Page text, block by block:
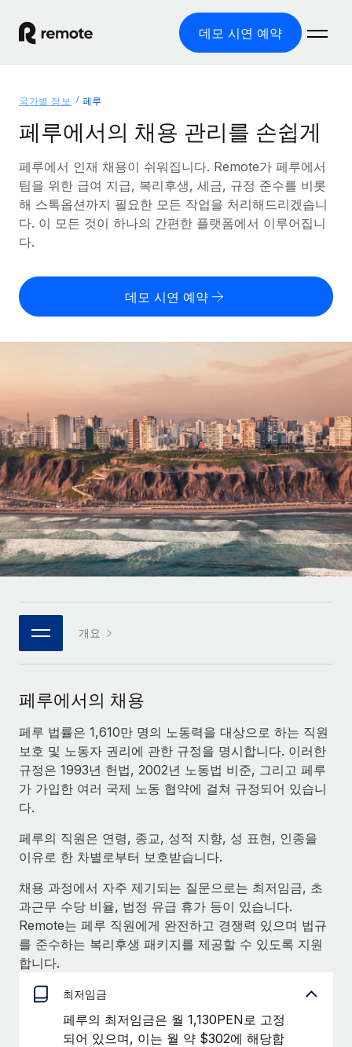
데모 시연 예약
글로벌 고용
글로벌 급여
규정을 준수하며 급여 지급을 손쉽게 처리
전 세계에서 규정을 준수하며 계약자 고용
계약자 관리
인프라
Remote 통합
HR을 워크플로에 매끄럽게 통합
플랫폼
팀을 위한 통합된 핵심 HR 기능
서비스
전문가 상담
글로벌 인사 및 규정 준수 업무 처리에 전문가 지원 제공
신원 조사
채용 후보자 심사 프로세스 간소화
Compliance Watchtower
규정 준수 관련 위험에 선제적으로 대응
기기 관리
전 세계 IT 장비 제공 및 추적 관리
법인 설립
법인 설립을 빠르고 준법적으로 지원
글로벌 인재 이동 및 전근
직원 해외 이전을 간편하게 처리
글로벌 서비스 제공
국가별 정보
미국 주별 정보
미국 모든 주 전역에서 채용 업무를 간소화
다른 업체들과 비교해보기
스타트업
성장하는 기업을 위한 민첩한 글로벌 HR 및 급여 솔루션
중견기업
맞춤형 HR 솔루션으로 팀 확장
엔터프라이즈
대기업을 위한 글로벌 HR
전략적 기술 파트너
플랫폼에 글로벌 HR을 유연하게 통합
통합 및 AI 자동화 컨설팅
사례 연구
리소스
국가별 직원 오분류 리스크 확인
글로벌 계약직을 위한 통화 옵션과 지급 소요 시간 확인
REMOTE와 함께 배우기
리서치 및 가이드
사례 연구
HR 용어집
체크리스트 및 템플릿
웨비나
이벤트
인사이트 센터
지원받기
모든 리소스 보기
블로그
글로벌 급여
EOR 및 PEO
계약자 관리
세금
블로그 둘러보기
요금
English
Français
Deutsch
Español
Italiano
Português (Portugal)
한국어
로그인
국가별 정보 페루
페루에서의 채용 관리를 손쉽게
페루에서 인재 채용이 쉬워집니다. Remote가 페루에서
팀을 위한 급여 지급, 복리후생, 세금, 규정 준수를 비롯
해 스톡옵션까지 필요한 모든 작업을 처리해드리겠습니
다. 이 모든 것이 하나의 간편한 플랫폼에서 이루어집니
다.
데모 시연 예약
개요
페루에서의 채용
페루 법률은 1,610만 명의 노동력을 대상으로 하는 직원
보호 및 노동자 권리에 관한 규정을 명시합니다. 이러한
규정은 1993년 헌법, 2002년 노동법 비준, 그리고 페루
가 가입한 여러 국제 노동 협약에 걸쳐 규정되어 있습니
다.
페루의 직원은 연령, 종교, 성적 지향, 성 표현, 인종을
이유로 한 차별로부터 보호받습니다.
채용 과정에서 자주 제기되는 질문으로는 최저임금, 초
과근무 수당 비율, 법정 유급 휴가 등이 있습니다.
Remote는 페루 직원에게 완전하고 경쟁력 있으며 법규
를 준수하는 복리후생 패키지를 제공할 수 있도록 지원
합니다.
최저임금
페루의 최저임금은 월 1,130PEN로 고정
되어 있으며, 이는 월 약 $302에 해당합